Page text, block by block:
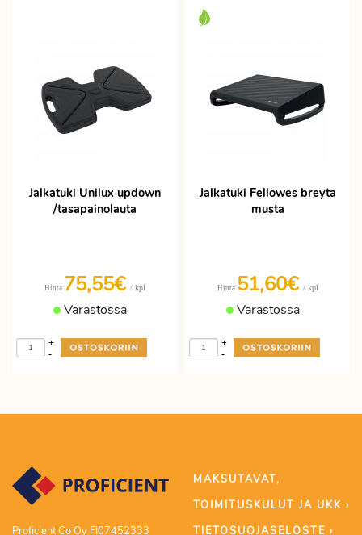
Jalkatuki Unilux updown
/tasapainolauta
Hinta 75,55€ / kpl
Varastossa
-
+
Jalkatuki Fellowes breyta
musta
Hinta 51,60€ / kpl
Varastossa
-
+
Proficient Co Oy FI07452333
MAKSUTAVAT,
TOIMITUSKULUT JA UKK ›
TIETOSUOJASELOSTE ›